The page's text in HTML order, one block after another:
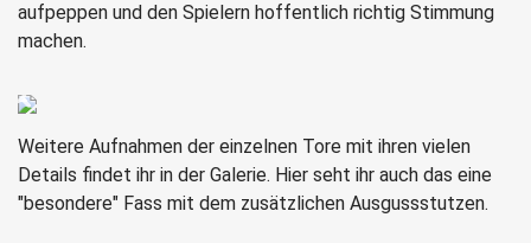
aufpeppen und den Spielern hoffentlich richtig Stimmung
machen.
Weitere Aufnahmen der einzelnen Tore mit ihren vielen
Details findet ihr in der Galerie. Hier seht ihr auch das eine
"besondere" Fass mit dem zusätzlichen Ausgussstutzen.